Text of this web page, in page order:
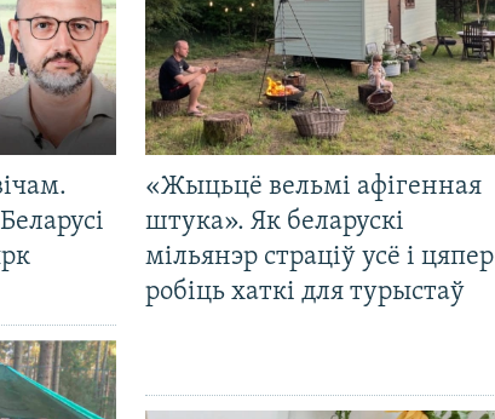
«Жыцьцё вельмі афігенная
штука». Як беларускі
мільянэр страціў усё і цяпер
робіць хаткі для турыстаў